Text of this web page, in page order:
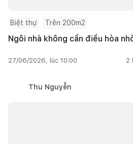
Biệt thự Trên 200m2
Ngôi nhà không cần điều hòa
27/06/2026, lúc 10:00 2
Thu Nguyễn